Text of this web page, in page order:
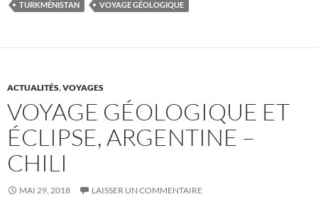
TURKMÉNISTAN
VOYAGE GÉOLOGIQUE
ACTUALITÉS,VOYAGES
VOYAGE GÉOLOGIQUE ET
ÉCLIPSE, ARGENTINE –
CHILI
MAI 29, 2018 LAISSER UN COMMENTAIRE